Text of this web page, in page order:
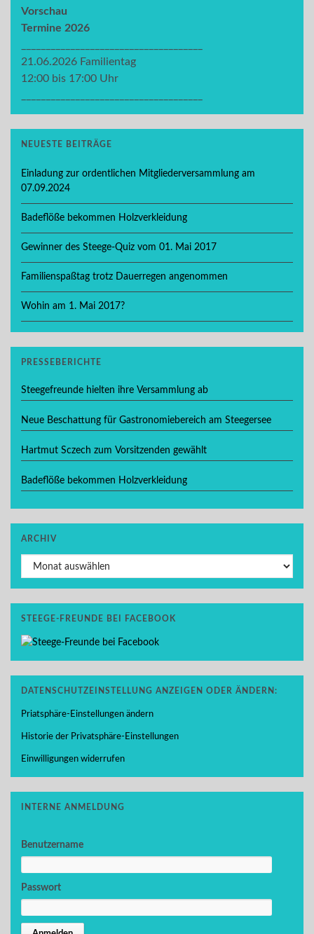
Vorschau
Termine 2026
21.06.2026 Familientag
12:00 bis 17:00 Uhr
NEUESTE BEITRÄGE
Einladung zur ordentlichen Mitgliederversammlung am
07.09.2024
Badeflöße bekommen Holzverkleidung
Gewinner des Steege-Quiz vom 01. Mai 2017
Familienspaßtag trotz Dauerregen angenommen
Wohin am 1. Mai 2017?
PRESSEBERICHTE
Steegefreunde hielten ihre Versammlung ab
Neue Beschattung für Gastronomiebereich am Steegersee
Hartmut Sczech zum Vorsitzenden gewählt
Badeflöße bekommen Holzverkleidung
ARCHIV
Archiv
STEEGE-FREUNDE BEI FACEBOOK
DATENSCHUTZEINSTELLUNG ANZEIGEN ODER ÄNDERN:
Priatsphäre-Einstellungen ändern
Historie der Privatsphäre-Einstellungen
Einwilligungen widerrufen
INTERNE ANMELDUNG
Benutzername
Passwort